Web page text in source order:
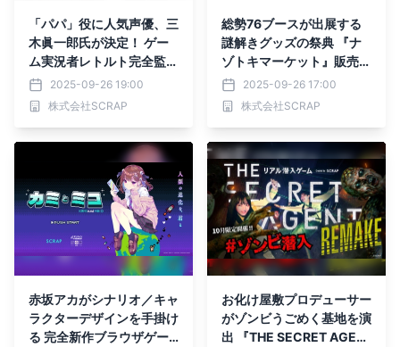
「パパ」役に人気声優、三
木眞一郎氏が決定！ ゲー
ム実況者レトルト完全監修
のリアル脱出ゲーム『ニセ
モノだらけの地下研究所か
らの脱出』
2025-09-26 19:00
株式会社SCRAP
総勢76ブースが出展する
謎解きグッズの祭典 『ナ
ゾトキマーケット』販売グ
ッズの一部を発表！
2025-09-26 17:00
株式会社SCRAP
赤坂アカがシナリオ／キャ
ラクターデザインを手掛け
る 完全新作ブラウザゲー
お化け屋敷プロデューサー
がゾンビうごめく基地を演
出 『THE SECRET AGEN